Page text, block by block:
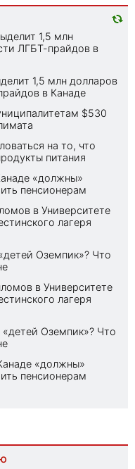
1,5 млн
ЛГБТ-прайдов в
1,5 млн долларов
в Канаде
$530
на то, что
питания
«должны»
пенсионерам
в Университете
лагеря
Оземпик»? Что
в Университете
лагеря
Оземпик»? Что
«должны»
пенсионерам